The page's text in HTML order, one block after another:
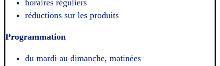
horaires réguliers
réductions sur les produits
Programmation
du mardi au dimanche, matinées